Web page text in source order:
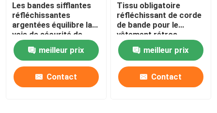
Les bandes sifflantes
réfléchissantes
argentées équilibre la
voie de sécurité de
bandeau halète 50
mètres 100 mètres
meilleur prix
Contact
Tissu obligatoire
réfléchissant de corde
de bande pour le
vêtement rétros
0.19mm colorés de
sécurité 0.24mm
meilleur prix
Contact